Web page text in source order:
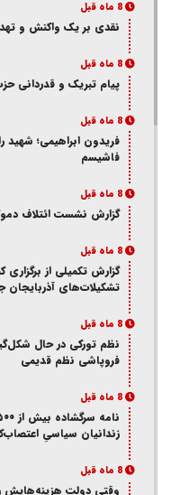
8 ماه قبل
نقدی بر یک واکنش و‌
8 ماه قبل
پیام تبریک و قدردانی
8 ماه قبل
فریدون ابراهیمی؛ شهید
فاشیسم
8 ماه قبل
گزارش نشست ائتلاف
8 ماه قبل
گزارش تکمیلی از
تشکیلات‌های آذربایجان
8 ماه قبل
نظم تورکی در حال
فروپاشی نظم قدیمی
8 ماه قبل
زندانیان سیاسیِ
8 ماه قبل
وقتی دولت هزینه‌هایش